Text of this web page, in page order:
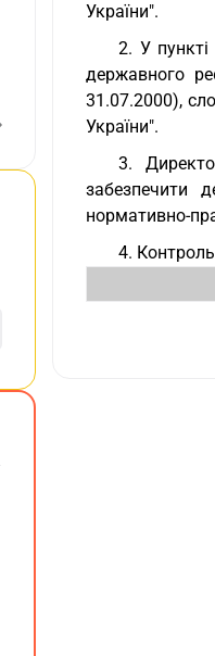
України".
2. У
державного
31.07.2000),
України".
3.
забезпечити
нормативно-
4.